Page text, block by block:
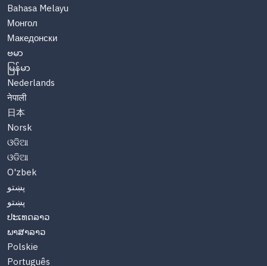
Bahasa Melayu
Монгол
Македонски
ဗမာ
မြန်မာ
Nederlands
नेपाली
日本
Norsk
ଓଡିଆ
ଓଡିଆ
O'zbek
پښتو
پښتو
ປະເທດລາວ
ພາສາລາວ
Polskie
Português